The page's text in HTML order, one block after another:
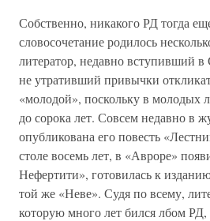
Собственно, никакого РД тогда
словосочетание родилось
литератор, недавно вступивший
не утративший привычки
«молодой», поскольку в молодых
до сорока лет. Совсем недавно в
опубликована его повесть
столе восемь лет, в «Авроре»
Нефертити», готовилась к
той же «Неве». Судя по всему,
которую много лет бился лбом